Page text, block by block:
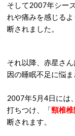
そして2007年シー
れや痛みを感じる
断されました。
それ以降、赤星さ
因の睡眠不足に悩ま
2007年5月4日には
打ちつけ、「頸椎
断されます。